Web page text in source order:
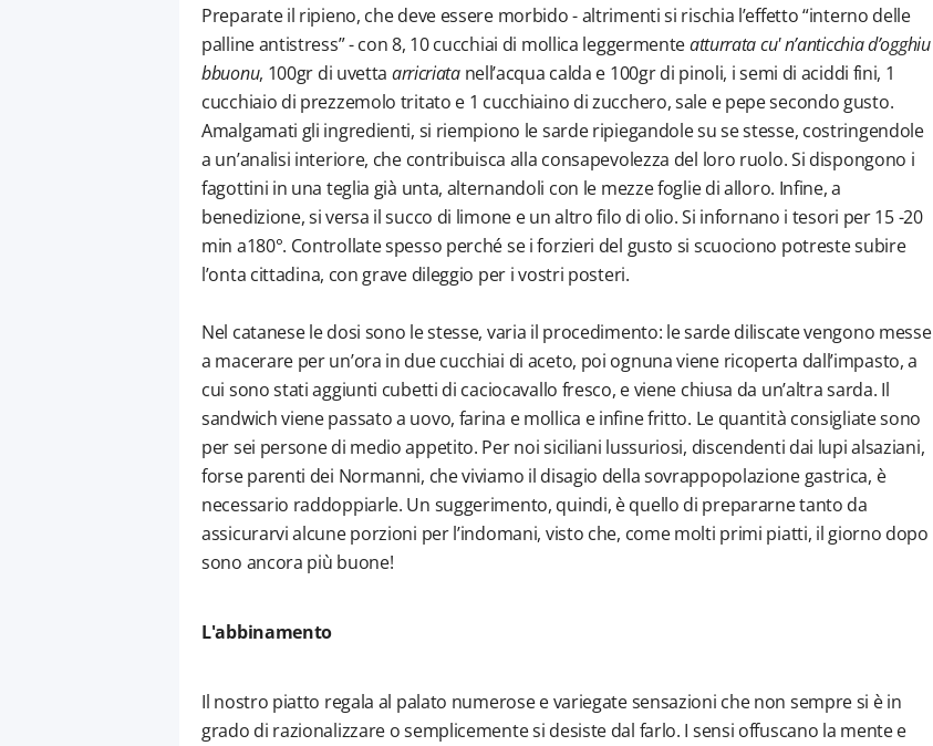
Preparate il ripieno, che deve essere morbido - altrimenti si rischia l’effetto “interno delle
palline antistress” - con 8, 10 cucchiai di mollica leggermenteatturrata cu' n’anticchia d’ogghiu
bbuonu, 100gr di uvetta arricriatanell’acqua calda e 100gr di pinoli, i semi di aciddi fini, 1
cucchiaio di prezzemolo tritato e 1 cucchiaino di zucchero, sale e pepe secondo gusto.
Amalgamati gli ingredienti, si riempiono le sarde ripiegandole su se stesse, costringendole
a un’analisi interiore, che contribuisca alla consapevolezza del loro ruolo. Si dispongono i
fagottini in una teglia già unta, alternandoli con le mezze foglie di alloro. Infine, a
benedizione, si versa il succo di limone e un altro filo di olio. Si infornano i tesori per 15 -20
min a180°. Controllate spesso perché se i forzieri del gusto si scuociono potreste subire
l’onta cittadina, con grave dileggio per i vostri posteri.
Nel catanese le dosi sono le stesse, varia il procedimento: le sarde diliscate vengono messe
a macerare per un’ora in due cucchiai di aceto, poi ognuna viene ricoperta dall’impasto, a
cui sono stati aggiunti cubetti di caciocavallo fresco, e viene chiusa da un’altra sarda. Il
sandwich viene passato a uovo, farina e mollica e infine fritto. Le quantità consigliate sono
per sei persone di medio appetito. Per noi siciliani lussuriosi, discendenti dai lupi alsaziani,
forse parenti dei Normanni, che viviamo il disagio della sovrappopolazione gastrica, è
necessario raddoppiarle. Un suggerimento, quindi, è quello di prepararne tanto da
assicurarvi alcune porzioni per l’indomani, visto che, come molti primi piatti, il giorno dopo
sono ancora più buone!
L'abbinamento
Il nostro piatto regala al palato numerose e variegate sensazioni che non sempre si è in
grado di razionalizzare o semplicemente si desiste dal farlo. I sensi offuscano la mente e